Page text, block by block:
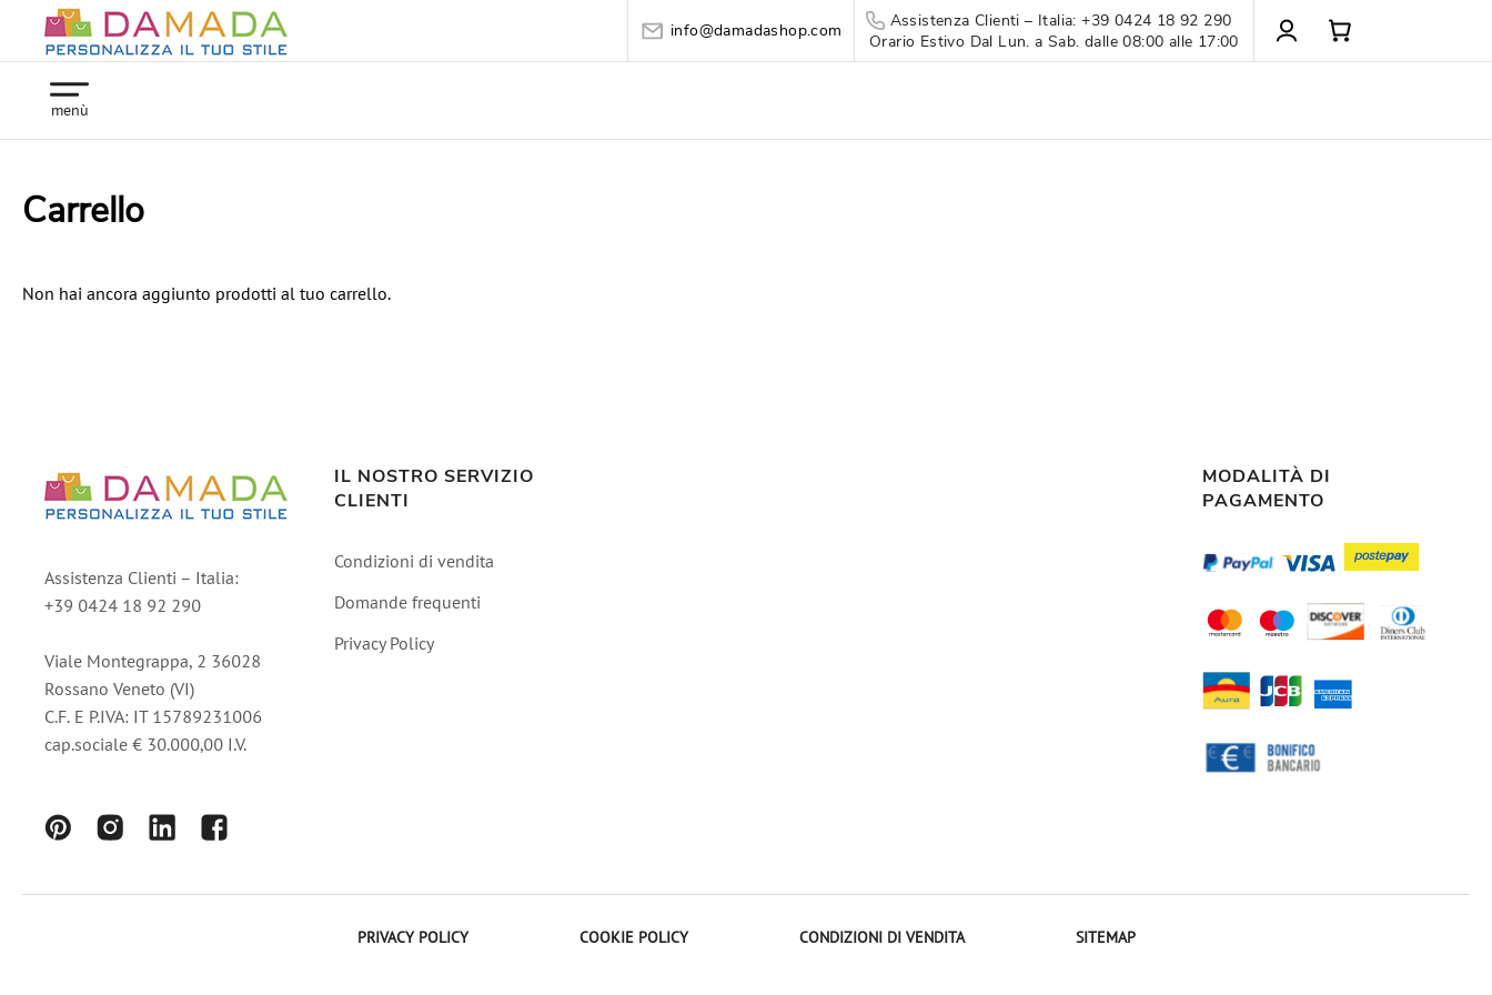
info@damadashop.com
Assistenza Clienti – Italia: +39 0424 18 92 290
Orario Estivo Dal Lun. a Sab. dalle 08:00 alle 17:00
menù
Carrello
Non hai ancora aggiunto prodotti al tuo carrello.
Assistenza Clienti – Italia:
+39 0424 18 92 290
Viale Montegrappa, 2 36028
Rossano Veneto (VI)
C.F. E P.IVA: IT 15789231006
cap.sociale € 30.000,00 I.V.
IL NOSTRO SERVIZIO
CLIENTI
Condizioni di vendita
Domande frequenti
Privacy Policy
MODALITÀ DI
PAGAMENTO
PRIVACY POLICY COOKIE POLICY CONDIZIONI DI VENDITA SITEMAP